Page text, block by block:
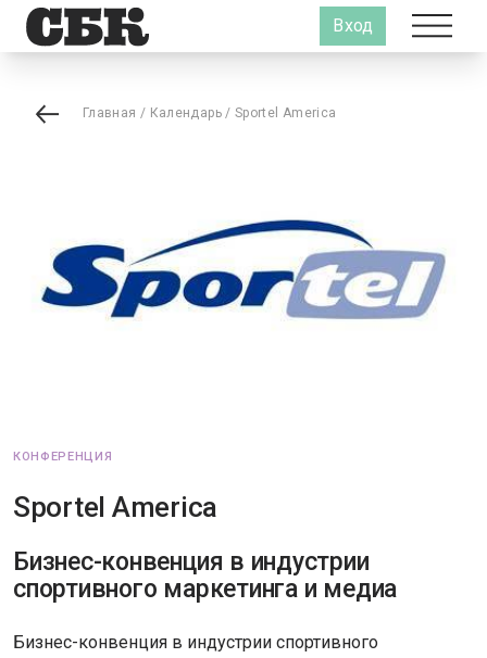
Вход
Главная / Календарь/ Sportel America
КОНФЕРЕНЦИЯ
Sportel America
Бизнес-конвенция в индустрии
спортивного маркетинга и медиа
Бизнес-конвенция в индустрии спортивного